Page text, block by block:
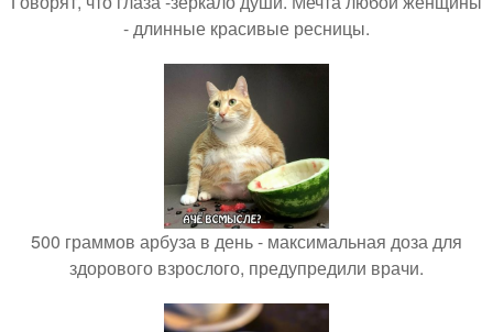
- длинные красивые ресницы.
500 граммов арбуза в день - максимальная доза для
здорового взрослого, предупредили врачи.